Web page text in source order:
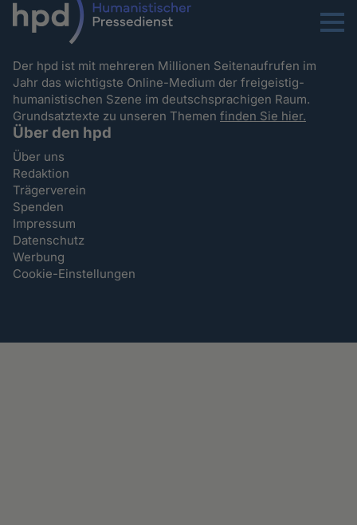
Menu
Der hpd ist mit mehreren Millionen Seitenaufrufen im
Jahr das wichtigste Online-Medium der freigeistig-
humanistischen Szene im deutschsprachigen Raum.
Grundsatztexte zu unseren Themenfinden Sie hier.
Über den hpd
Über uns
Redaktion
Trägerverein
Spenden
Impressum
Datenschutz
Werbung
Cookie-Einstellungen